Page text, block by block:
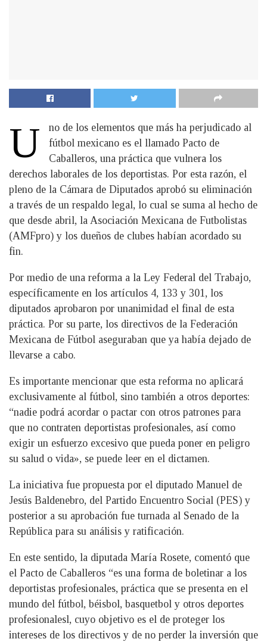
U
no de los elementos que más ha perjudicado al
fútbol mexicano es el llamado Pacto de
Caballeros, una práctica que vulnera los
derechos laborales de los deportistas. Por esta razón, el
pleno de la Cámara de Diputados aprobó su eliminación
a través de un respaldo legal, lo cual se suma al hecho de
que desde abril, la Asociación Mexicana de Futbolistas
(AMFpro) y los dueños de clubes habían acordado su
fin.
Por medio de una reforma a la Ley Federal del Trabajo,
específicamente en los artículos 4, 133 y 301, los
diputados aprobaron por unanimidad el final de esta
práctica. Por su parte, los directivos de la Federación
Mexicana de Fútbol aseguraban que ya había dejado de
llevarse a cabo.
Es importante mencionar que esta reforma no aplicará
exclusivamente al fútbol, sino también a otros deportes:
“nadie podrá acordar o pactar con otros patrones para
que no contraten deportistas profesionales, así como
exigir un esfuerzo excesivo que pueda poner en peligro
su salud o vida», se puede leer en el dictamen.
La iniciativa fue propuesta por el diputado Manuel de
Jesús Baldenebro, del Partido Encuentro Social (PES) y
posterior a su aprobación fue turnada al Senado de la
República para su análisis y ratificación.
En este sentido, la diputada María Rosete, comentó que
el Pacto de Caballeros “es una forma de boletinar a los
deportistas profesionales, práctica que se presenta en el
mundo del fútbol, béisbol, basquetbol y otros deportes
profesionalesl, cuyo objetivo es el de proteger los
intereses de los directivos y de no perder la inversión que